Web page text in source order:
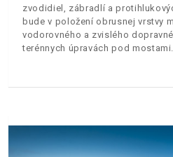
zvodidiel, zábradlí a
bude v položení obrusnej vrstvy
vodorovného a zvislého
terénnych úpravách pod mostami.